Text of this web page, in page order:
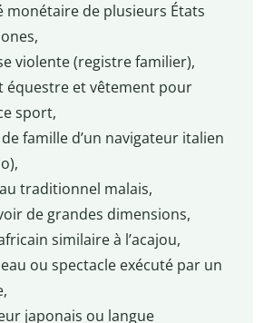
monétaire de plusieurs États
violente (registre familier),
équestre et vêtement pour
sport,
famille d’un navigateur italien
traditionnel malais,
de grandes dimensions,
similaire à l’acajou,
ou spectacle exécuté par un
japonais ou langue